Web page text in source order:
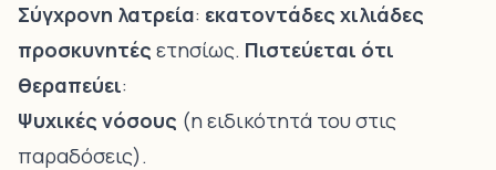
Σύγχρονη λατρεία: εκατοντάδες χιλιάδες
προσκυνητές ετησίως. Πιστεύεται ότι
θεραπεύει:
Ψυχικές νόσους (η ειδικότητά του στις
παραδόσεις).